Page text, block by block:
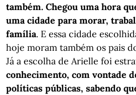
também. Chegou uma hora
uma cidade para morar,
família. E essa cidade
hoje moram também os pais
Já a escolha de Arielle foi
conhecimento, com vontade
políticas públicas, sabendo